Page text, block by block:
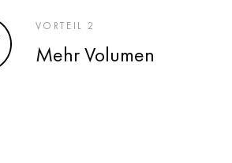
VORTEIL 2
Mehr Volumen